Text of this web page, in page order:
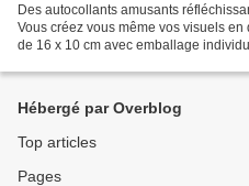
Des autocollants amusants
Vous créez vous même vos visuels
de 16 x 10 cm avec emballage
Hébergé par Overblog
Top articles
Pages